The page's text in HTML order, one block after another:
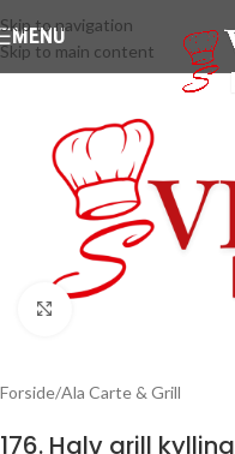
Skip to navigation
Skip to main content
MENU
Forside/Ala Carte & Grill
176. Halv grill kylling